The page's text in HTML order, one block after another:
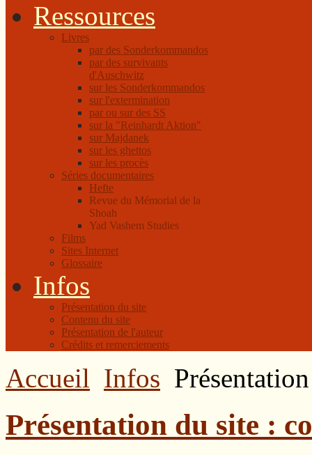
Ressources
Livres
par des Sonderkommandos
par des survivants
d'Auschwitz
sur les Sonderkommandos
sur l'extermination
par ou sur des SS
sur la "Reinhardt Aktion"
sur Majdanek
sur les ghettos
sur les procès
Séries documentaires
Hefte
Revue du Mémorial de la
Shoah
Yad Vashem Studies
Films
Sites Internet
Glossaire
Infos
Présentation du site
Contenu du site
Présentation de l'auteur
Crédits et remerciements
Accueil Infos
Présentation du site :